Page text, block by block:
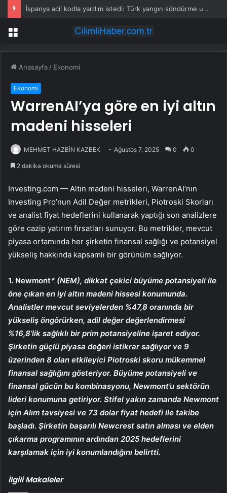
İspanya acil kodla yardım istedi: Türk yangın söndürme uçakları havalandı
Menü
Anasayfa / Ekonomi
Ekonomi
WarrenAI’ya göre en iyi altın
madeni hisseleri
MEHMET HAZBİN KAZBEK Ağustos 7, 2025 0 0
2 dakika okuma süresi
Investing.com — Altın madeni hisseleri, WarrenAI’nın
Investing Pro’nun Adil Değer metrikleri, Piotroski Skorları
ve analist fiyat hedeflerini kullanarak yaptığı son analizlere
göre cazip yatırım fırsatları sunuyor. Bu metrikler, mevcut
piyasa ortamında her şirketin finansal sağlığı ve potansiyel
yükseliş hakkında kapsamlı bir görünüm sağlıyor.
1. Newmont* (NEM), dikkat çekici büyüme potansiyeli ile
öne çıkan en iyi altın madeni hissesi konumunda.
Analistler mevcut seviyelerden %47,8 oranında bir
yükseliş öngörürken, adil değer değerlendirmesi
%16,8’lik sağlıklı bir prim potansiyeline işaret ediyor.
Şirketin güçlü piyasa değeri istikrar sağlıyor ve 9
üzerinden 8 olan etkileyici Piotroski skoru mükemmel
finansal sağlığını gösteriyor. Büyüme potansiyeli ve
finansal gücün bu kombinasyonu, Newmont’u sektörün
lideri konumuna getiriyor. Stifel yakın zamanda Newmont
için Alım tavsiyesi ve 73 dolar fiyat hedefi ile takibe
başladı. Şirketin başarılı Newcrest satın alması ve elden
çıkarma programının ardından 2025 hedeflerini
karşılamak için iyi konumlandığını belirtti.
İlgili Makaleler